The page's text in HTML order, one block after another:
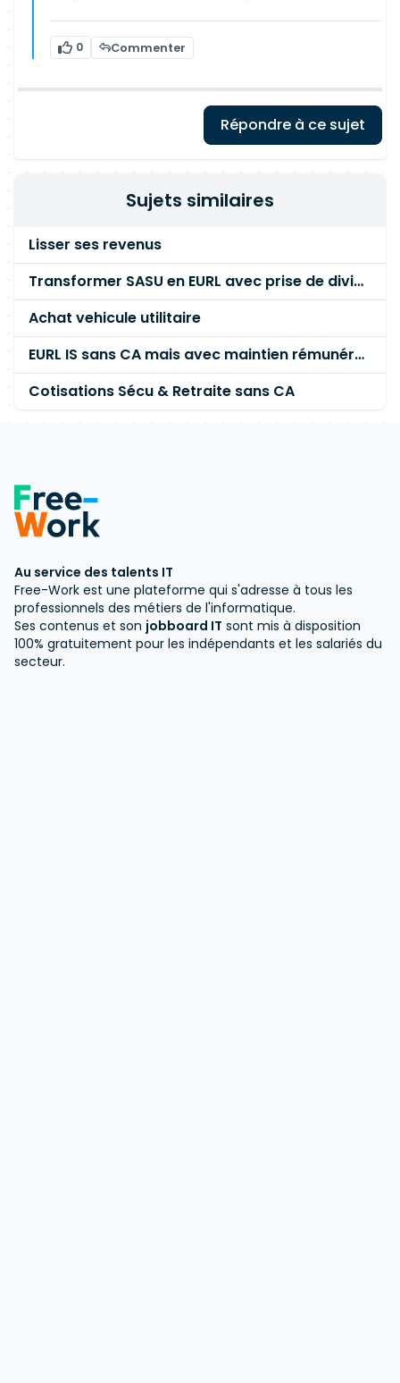
0 Commenter
Répondre à ce sujet
Sujets similaires
Lisser ses revenus
Transformer SASU en EURL avec prise de dividendes
Achat vehicule utilitaire
EURL IS sans CA mais avec maintien rémunération gérant
Cotisations Sécu & Retraite sans CA
Au service des talents IT
Free-Work est une plateforme qui s'adresse à tous les
professionnels des métiers de l'informatique.
Ses contenus et son jobboard IT sont mis à disposition
100% gratuitement pour les indépendants et les salariés du
secteur.